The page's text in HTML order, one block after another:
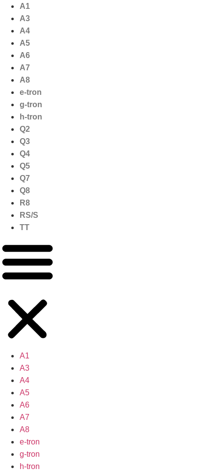
naar
inhoud
A1
A3
A4
A5
A6
A7
A8
e-tron
g-tron
h-tron
Q2
Q3
Q4
Q5
Q7
Q8
R8
RS/S
TT
A1
A3
A4
A5
A6
A7
A8
e-tron
g-tron
h-tron